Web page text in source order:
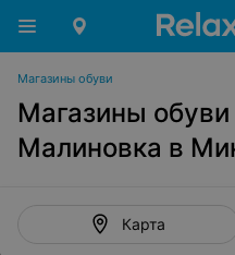
Магазины обуви
Магазины
Малиновка в
Карта